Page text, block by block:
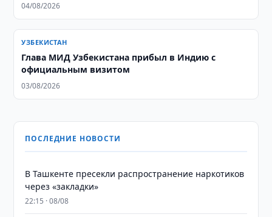
04/08/2026
УЗБЕКИСТАН
Глава МИД Узбекистана прибыл в Индию с
официальным визитом
03/08/2026
ПОСЛЕДНИЕ НОВОСТИ
В Ташкенте пресекли распространение наркотиков
через «закладки»
22:15 · 08/08